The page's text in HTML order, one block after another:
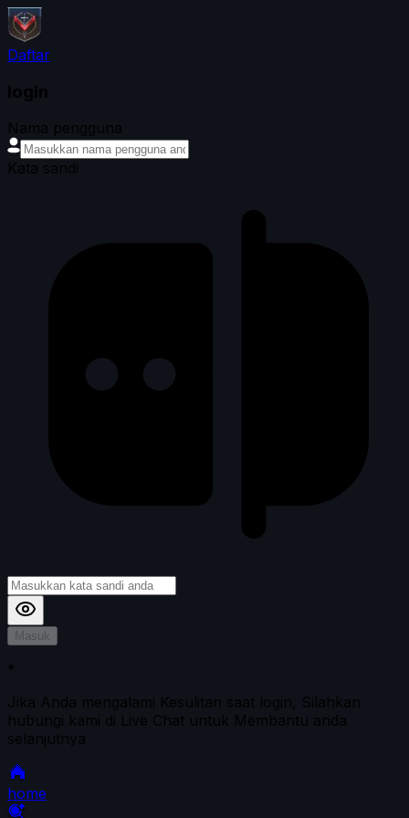
Daftar
login
Nama pengguna
Kata sandi
Masuk
*
Jika Anda mengalami Kesulitan saat login, Silahkan
hubungi kami di Live Chat untuk Membantu anda
selanjutnya
home